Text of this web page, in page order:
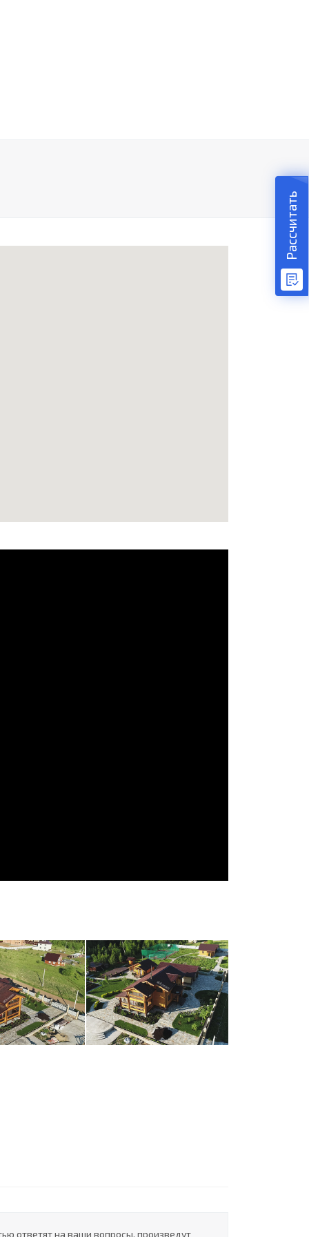
ответят на ваши вопросы, произведут
Рассчитать